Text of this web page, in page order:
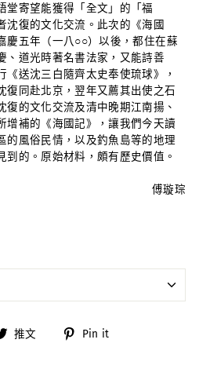
堂寄望能獲得「全文」的「福
沈復的文化交流。此次的《海國
慶五年（一八○○）以後，都住在蘇
、道光時著名書法家，又能詩善
送沈三白隨齊太史奉使琉球》，
復同赴北京，翌年又薦其出使之石
的文化交流及清中晚期江南揚、
增補的《海國記》，讓我們今天讀
的風俗民情，以及釣魚島等的地理
的。原始材料，頗有歷史價值。
傅璇琮
推文 Pin it